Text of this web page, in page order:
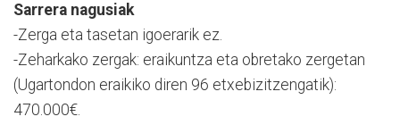
Sarrera nagusiak
-Zerga eta tasetan igoerarik ez.
-Zeharkako zergak: eraikuntza eta obretako zergetan
(Ugartondon eraikiko diren 96 etxebizitzengatik):
470.000€.